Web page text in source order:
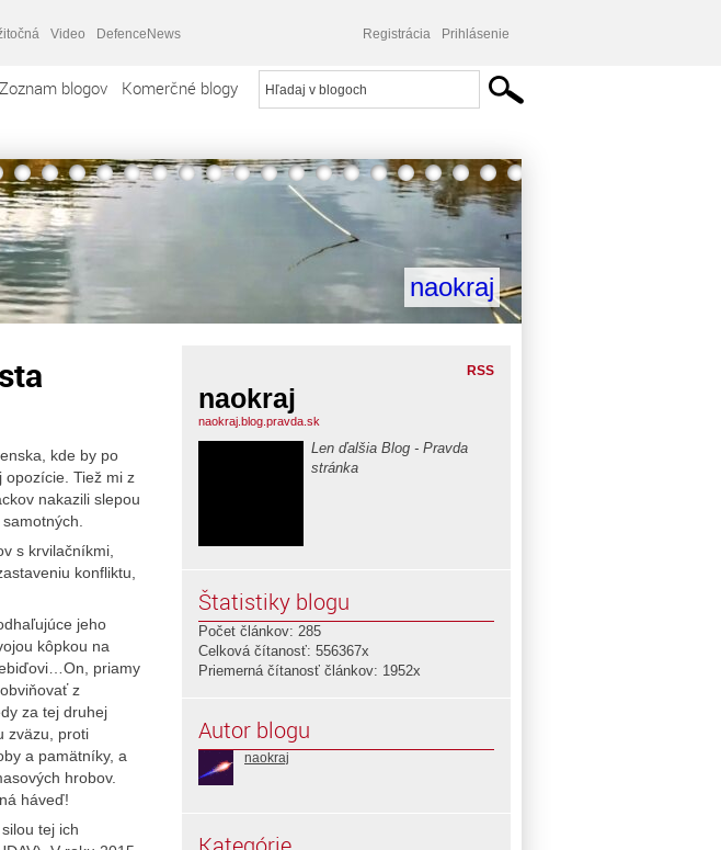
Video DefenceNews Registrácia Prihlásenie
Zoznam blogov Komerčné blogy
naokraj
kde by po
opozície. Tiež mi z
nakazili slepou
s krvilačníkmi,
konfliktu,
jeho
kôpkou na
priamy
z
za tej druhej
zväzu, proti
a pamätníky, a
hrobov.
háveď!
tej ich
RSS
naokraj
naokraj.blog.pravda.sk
Len ďalšia Blog - Pravda
stránka
Štatistiky blogu
Počet článkov: 285
Celková čítanosť: 556367x
Priemerná čítanosť článkov: 1952x
Autor blogu
naokraj